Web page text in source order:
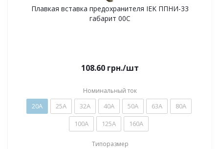
Плавкая вставка предохранителя IEK ППНИ-33
габарит 00C
108.60 грн./шт
Номинальный ток
20А 25А 32А 40А 50А 63А
80А
100А
125А 160А
Типоразмер